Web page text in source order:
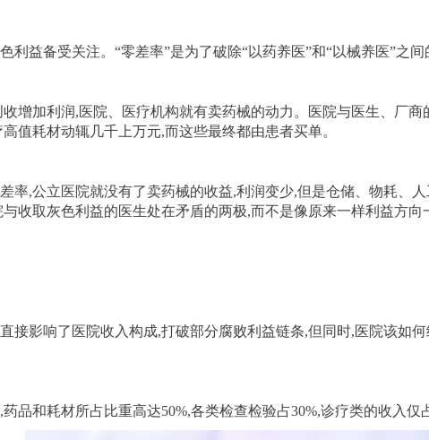
利益备受关注。“零差率”是为了破除“以药养医”和“以械养医”之间
增加利润,医院、医疗机构就有卖药械的动力。医院与医生、厂
值耗材动辄几千上万元,而这些最终都由患者买单。
率,公立医院就没有了卖药械的收益,利润变少,但是仓储、物耗、
收取灰色利益的医生处在矛盾的两极,而不是像原来一样利益方向
接影响了医院收入构成,打破部分腐败利益链条,但同时,医院该如
品和耗材所占比重高达50%,各类检查检验占30%,诊疗类的收入